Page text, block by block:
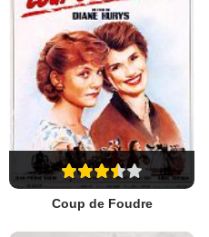
Coup de Foudre